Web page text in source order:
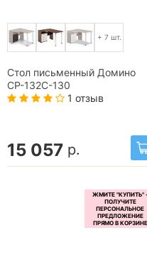
+ 7 шт.
Стол письменный Домино
СР-132С-130
1 отзыв
15 057 р.